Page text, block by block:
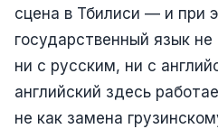
сцена в Тбилиси — и при
государственный язык
ни с русским, ни с
английский здесь
не как замена